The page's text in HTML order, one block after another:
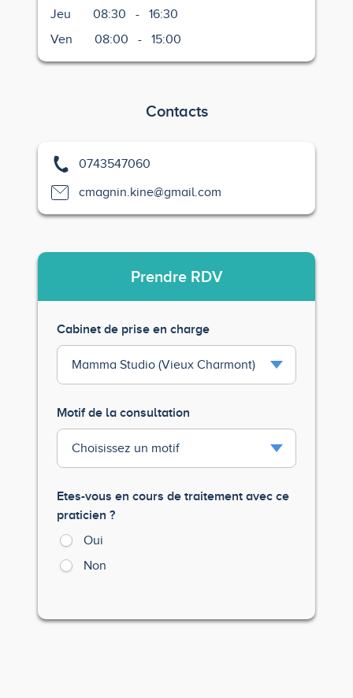
Jeu
08:30 -
16:30
Ven
08:00 - 15:00
Contacts
0743547060
cmagnin.kine@gmail.com
Prendre RDV
Cabinet de prise en charge
Motif de la consultation
Etes-vous en cours de traitement avec ce
praticien ?
Oui
Non